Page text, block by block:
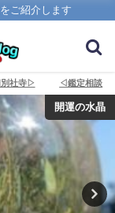
ご紹介します
社寺▷ ◁鑑定相談
開運の水晶